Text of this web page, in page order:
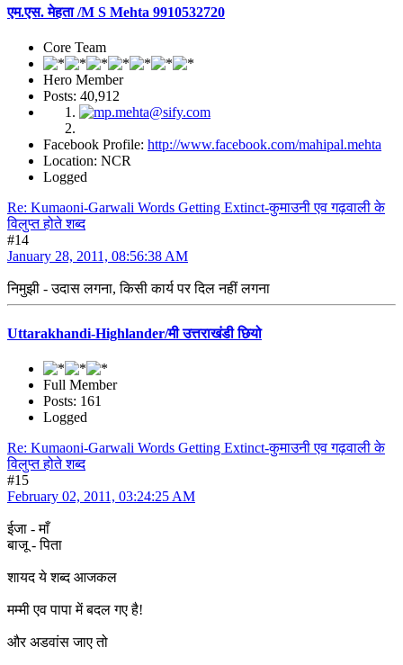
एम.एस. मेहता /M S Mehta 9910532720
Core Team
Hero Member
Posts: 40,912
Facebook Profile: http://www.facebook.com/mahipal.mehta
Location: NCR
Logged
Re: Kumaoni-Garwali Words Getting Extinct-कुमाउनी एव गढ़वाली के
विलुप्त होते शब्द
#14
January 28, 2011, 08:56:38 AM
निमुझी - उदास लगना, किसी कार्य पर दिल नहीं लगना
Uttarakhandi-Highlander/मी उत्तराखंडी छियो
Full Member
Posts: 161
Logged
Re: Kumaoni-Garwali Words Getting Extinct-कुमाउनी एव गढ़वाली के
विलुप्त होते शब्द
#15
February 02, 2011, 03:24:25 AM
ईजा - माँ
बाजू - पिता
शायद ये शब्द आजकल
मम्मी एव पापा में बदल गए है!
और अडवांस जाए तो